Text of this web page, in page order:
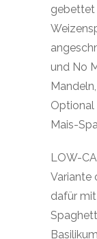
gebettet
und No
Optional
Mais-
LOW-
Variante
dafür